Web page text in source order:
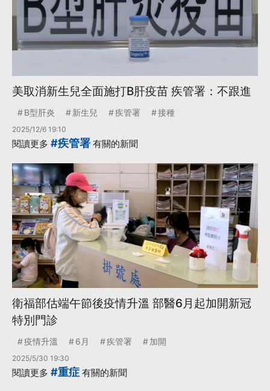
美取消新生兒全面施打B肝疫苗 疾管署：不跟進
B型肝炎 新生兒 疾管署 接種
2025/12/6 19:10
閱讀更多 #疾管署 有關的新聞
衛福部估端午節後疫情升溫 部醫6月起加開新冠
特別門診
疫情升溫 6月 疾管署 加開
2025/5/30 19:30
閱讀更多 #重症 有關的新聞